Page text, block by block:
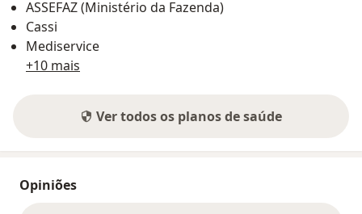
ASSEFAZ (Ministério da Fazenda)
Cassi
Mediservice
+10 mais
Ver todos os planos de saúde
Opiniões